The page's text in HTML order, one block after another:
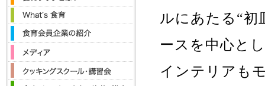
ルにあたる“初
ースを中心と
インテリアも